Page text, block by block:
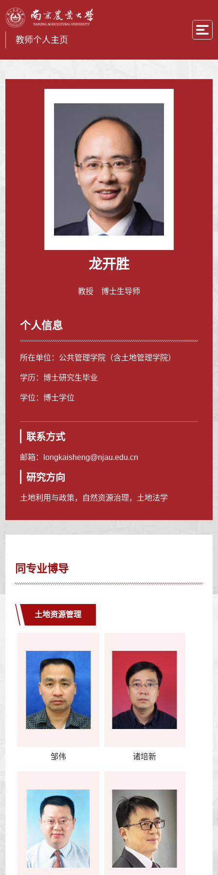
教师个人主页
龙开胜
教授 博士生导师
个人信息
所在单位：公共管理学院（含土地管理学院）
学历：博士研究生毕业
学位：博士学位
联系方式
邮箱： longkaisheng@njau.edu.cn
研究方向
土地利用与政策，自然资源治理，土地法学
同专业博导
土地资源管理
邹伟 诸培新